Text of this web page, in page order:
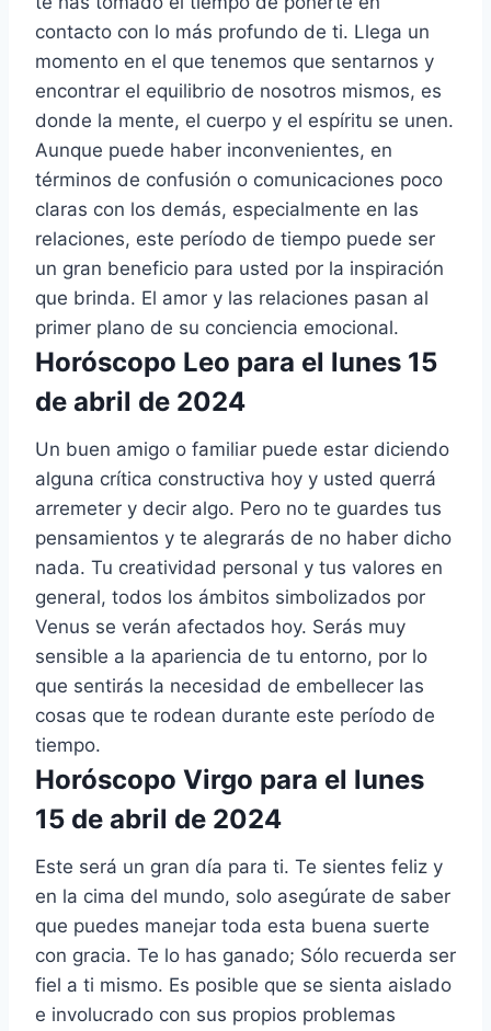
contacto con lo más profundo de ti. Llega un
momento en el que tenemos que sentarnos y
encontrar el equilibrio de nosotros mismos, es
donde la mente, el cuerpo y el espíritu se unen.
Aunque puede haber inconvenientes, en
términos de confusión o comunicaciones poco
claras con los demás, especialmente en las
relaciones, este período de tiempo puede ser
un gran beneficio para usted por la inspiración
que brinda. El amor y las relaciones pasan al
primer plano de su conciencia emocional.
Horóscopo Leo para el lunes 15
de abril de 2024
Un buen amigo o familiar puede estar diciendo
alguna crítica constructiva hoy y usted querrá
arremeter y decir algo. Pero no te guardes tus
pensamientos y te alegrarás de no haber dicho
nada. Tu creatividad personal y tus valores en
general, todos los ámbitos simbolizados por
Venus se verán afectados hoy. Serás muy
sensible a la apariencia de tu entorno, por lo
que sentirás la necesidad de embellecer las
cosas que te rodean durante este período de
tiempo.
Horóscopo Virgo para el lunes
15 de abril de 2024
Este será un gran día para ti. Te sientes feliz y
en la cima del mundo, solo asegúrate de saber
que puedes manejar toda esta buena suerte
con gracia. Te lo has ganado; Sólo recuerda ser
fiel a ti mismo. Es posible que se sienta aislado
e involucrado con sus propios problemas